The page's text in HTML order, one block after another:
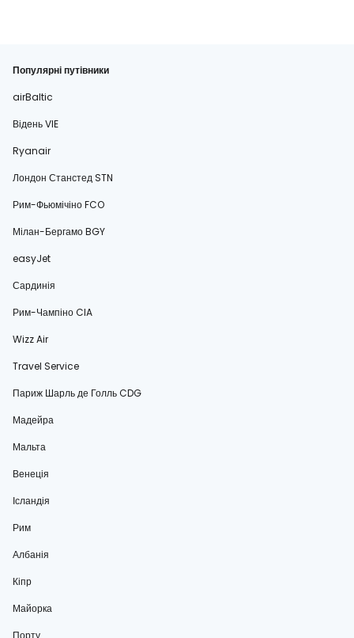
Популярні путівники
airBaltic
Відень VIE
Ryanair
Лондон Станстед STN
Рим-Фьюмічіно FCO
Мілан-Бергамо BGY
easyJet
Сардинія
Рим-Чампіно CIA
Wizz Air
Travel Service
Париж Шарль де Голль CDG
Мадейра
Мальта
Венеція
Ісландія
Рим
Албанія
Кіпр
Майорка
Порту